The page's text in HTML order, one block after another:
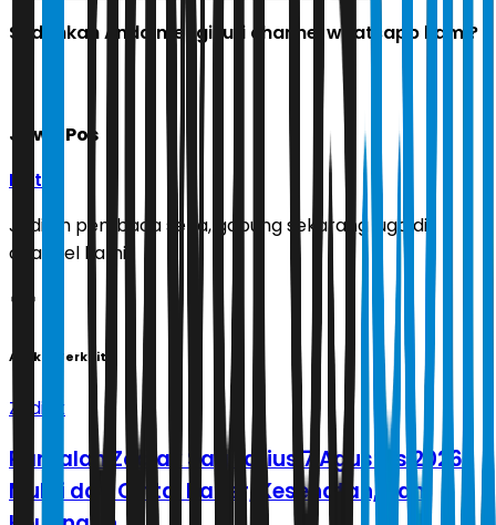
Sudahkah Anda mengikuti channel whatsapp kami?
Jawa Pos
Ikuti
Jadilah pembaca setia, gabung sekarang juga di
channel kami!
Artikel Terkait
Zodiak
Ramalan Zodiak Sagitarius 7 Agustus 2026:
Mulai dari Cinta, Karier, Kesehatan, dan